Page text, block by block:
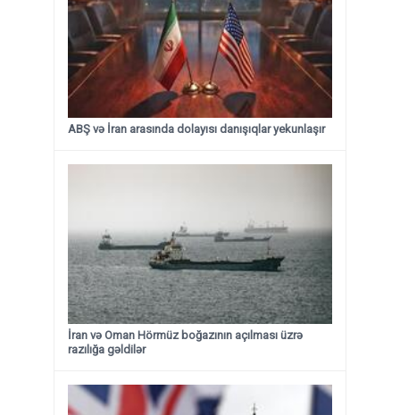
ABŞ və İran arasında dolayısı danışıqlar yekunlaşır
İran və Oman Hörmüz boğazının açılması üzrə
razılığa gəldilər